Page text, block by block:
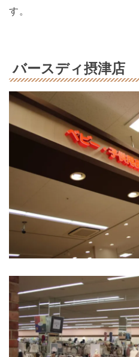
す。
バースディ摂津店